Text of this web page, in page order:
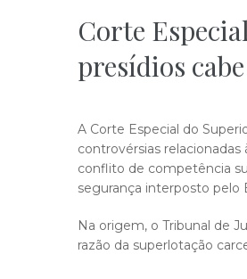
Corte
presídios
A Corte Especial do
controvérsias
conflito de competência
segurança interposto pelo
Na origem, o Tribunal de
razão da superlotação